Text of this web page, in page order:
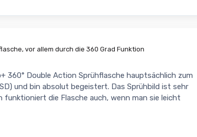
vor allem durch die 360 Grad Funktion
360° Double Action Sprühflasche hauptsächlich zum
und bin absolut begeistert. Das Sprühbild ist sehr
funktioniert die Flasche auch, wenn man sie leicht